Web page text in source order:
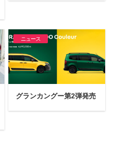
ニュース
グランカングー第2弾発売